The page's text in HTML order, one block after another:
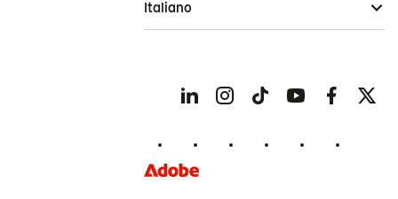
Italiano